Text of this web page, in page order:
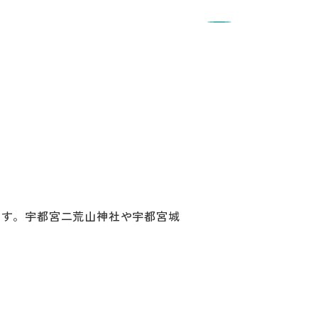
。宇都宮二荒山神社や宇都宮城